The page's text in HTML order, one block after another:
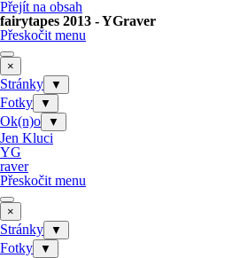
Přejít na obsah
fairytapes 2013 - YGraver
Přeskočit menu
×
Stránky ▼
Fotky ▼
Ok(n)o ▼
Jen Kluci
YG
raver
Přeskočit menu
×
Stránky ▼
Fotky ▼